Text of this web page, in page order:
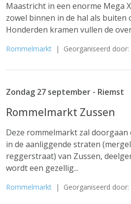
Maastricht in een enorme Mega
zowel binnen in de hal als buiten
Honderden kramen vullen de
Rommelmarkt | Georganiseerd door:
Zondag 27 september - Riemst
Rommelmarkt Zussen
Deze rommelmarkt zal
in de aanliggende straten
reggerstraat) van Zussen,
wordt een gezellig...
Rommelmarkt | Georganiseerd door: